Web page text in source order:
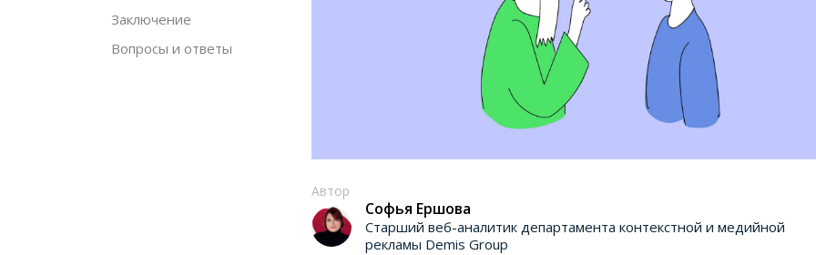
Заключение
Вопросы и ответы
Автор
Софья Ершова
Cтарший веб-аналитик департамента контекстной и медийной
рекламы Demis Group